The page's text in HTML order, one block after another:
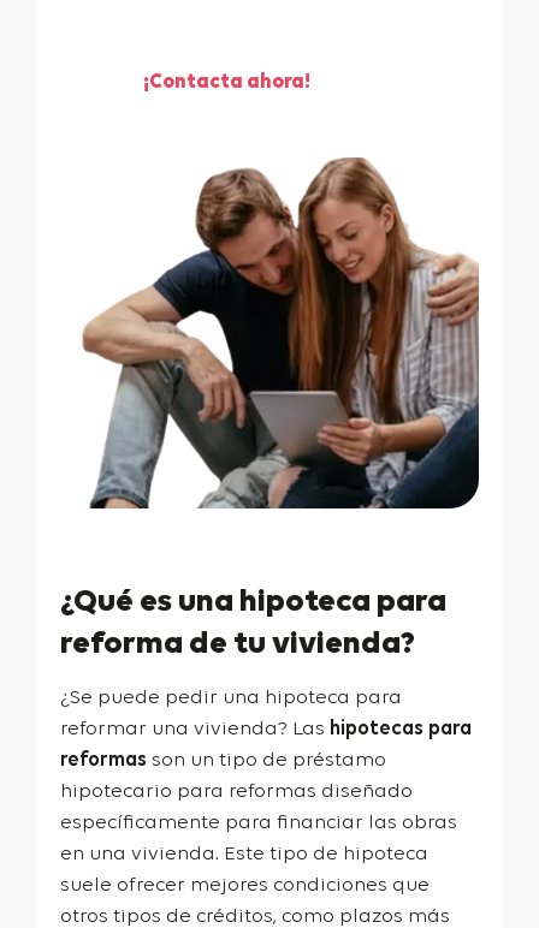
¡Contacta ahora!
¿Qué es una hipoteca para
reforma de tu vivienda?
¿Se puede pedir una hipoteca para
reformar una vivienda? Las hipotecas para
reformas son un tipo de préstamo
hipotecario para reformas diseñado
específicamente para financiar las obras
en una vivienda. Este tipo de hipoteca
suele ofrecer mejores condiciones que
otros tipos de créditos, como plazos más